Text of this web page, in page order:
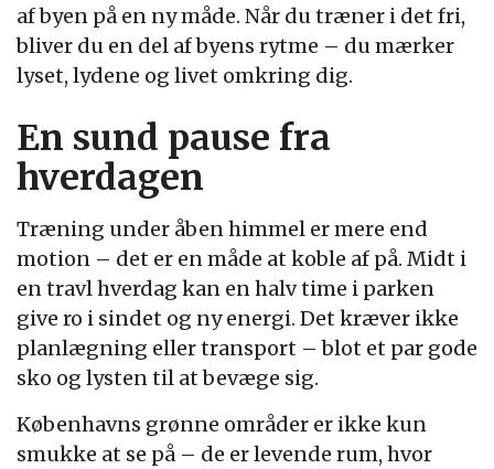
af byen på en ny måde. Når du træner i det fri,
bliver du en del af byens rytme – du mærker
lyset, lydene og livet omkring dig.
En sund pause fra
hverdagen
Træning under åben himmel er mere end
motion – det er en måde at koble af på. Midt i
en travl hverdag kan en halv time i parken
give ro i sindet og ny energi. Det kræver ikke
planlægning eller transport – blot et par gode
sko og lysten til at bevæge sig.
Københavns grønne områder er ikke kun
smukke at se på – de er levende rum, hvor